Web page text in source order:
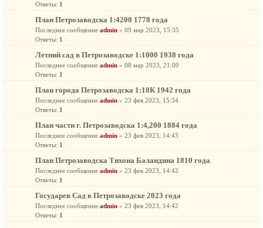
Ответы: 1
План Петрозаводска 1:4200 1778 года
Последнее сообщение admin « 09 мар 2023, 15:35
Ответы: 1
Летний сад в Петрозаводске 1:1000 1938 года
Последнее сообщение admin « 08 мар 2023, 21:00
Ответы: 1
План города Петрозаводска 1:10К 1942 года
Последнее сообщение admin « 23 фев 2023, 15:34
Ответы: 1
Плaн чacти г. Пeтpoзaвoдcкa 1:4,200 1884 года
Последнее сообщение admin « 23 фев 2023, 14:43
Ответы: 1
План Петрозаводска Тихона Баландина 1810 года
Последнее сообщение admin « 23 фев 2023, 14:42
Ответы: 1
Государев Сад в Петрозаводске 2023 года
Последнее сообщение admin « 23 фев 2023, 14:42
Ответы: 1